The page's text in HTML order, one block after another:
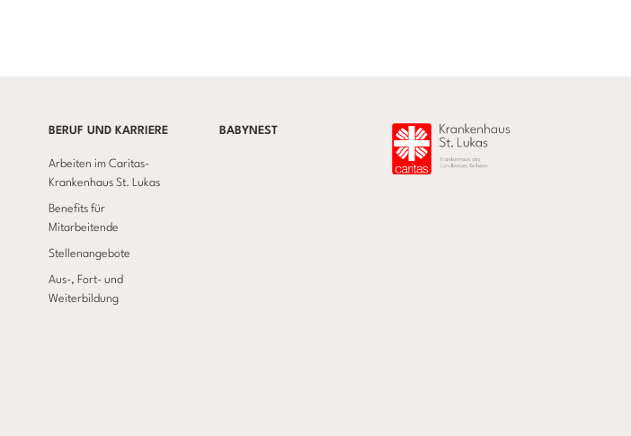
BERUF UND KARRIERE
Arbeiten im Caritas-
Krankenhaus St. Lukas
Benefits für
Mitarbeitende
Stellenangebote
Aus-, Fort- und
Weiterbildung
BABYNEST